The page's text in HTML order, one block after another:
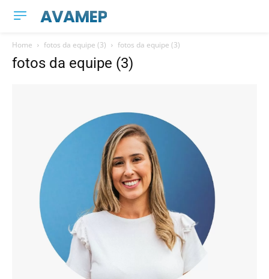
AVAMEP
Home fotos da equipe (3) fotos da equipe (3)
fotos da equipe (3)